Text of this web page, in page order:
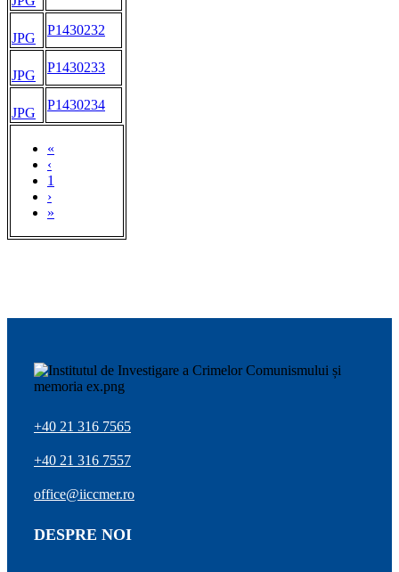
«
‹
1
›
»
JPG
P1430232
JPG
P1430233
JPG
P1430234
+40 21 316 7565
+40 21 316 7557
office@iiccmer.ro
DESPRE NOI